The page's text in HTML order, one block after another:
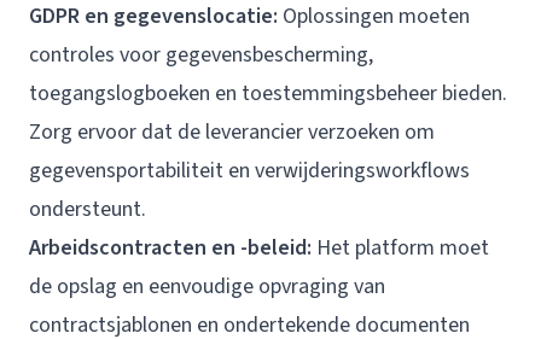
GDPR en gegevenslocatie: Oplossingen moeten
controles voor gegevensbescherming,
toegangslogboeken en toestemmingsbeheer bieden.
Zorg ervoor dat de leverancier verzoeken om
gegevensportabiliteit en verwijderingsworkflows
ondersteunt.
Arbeidscontracten en -beleid: Het platform moet
de opslag en eenvoudige opvraging van
contractsjablonen en ondertekende documenten